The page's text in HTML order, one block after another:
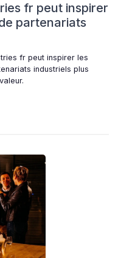
fr peut inspirer
partenariats
fr peut inspirer les
industriels plus